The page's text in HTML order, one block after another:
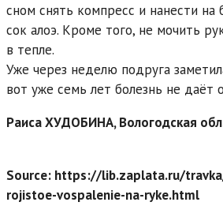
сном снять компресс и нанести на
сок алоэ. Кроме того, не мочить
в тепле.
Уже через неделю подруга
вот уже семь лет болезнь не даёт
Раиса ХУДОБИНА, Вологодская
Source: https://lib.zaplata.ru/
rojistoe-vospalenie-na-ryke.html